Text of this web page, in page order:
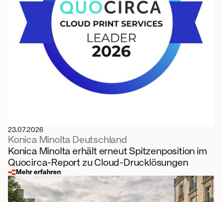
23.07.2026
Konica Minolta Deutschland
Konica Minolta erhält erneut Spitzenposition im
Quocirca-Report zu Cloud-Drucklösungen
Mehr erfahren